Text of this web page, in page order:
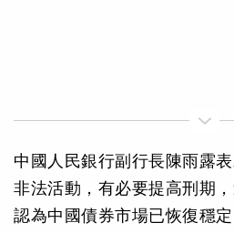
中國人民銀行副行長陳雨露
非法活動，有必要提高刑期
認為中國債券市場已恢復穩